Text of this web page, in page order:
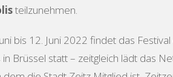
teilzunehmen.
bis 12. Juni 2022 findet das
in Brüssel statt – zeitgleich lädt das